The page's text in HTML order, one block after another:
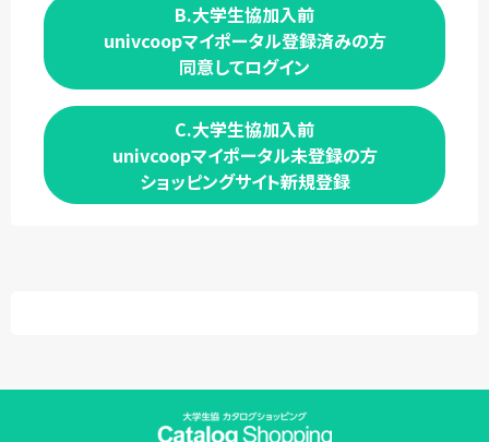
B.大学生協加入前
univcoopマイポータル登録済みの方
同意してログイン
C.大学生協加入前
univcoopマイポータル未登録の方
ショッピングサイト新規登録